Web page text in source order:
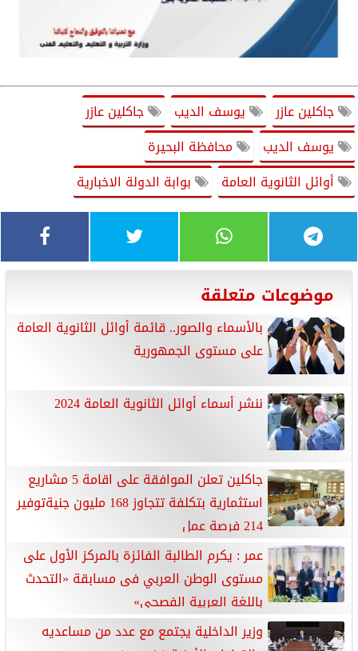
جاكلين عازر يوسف الديب
جاكلين عازر
يوسف الديب
محافظة البحيرة
أوائل الثانوية العامة
بوابة الدولة الاخبارية
موضوعات متعلقة
بالأسماء والصور.. قائمة أوائل الثانوية العامة
على مستوى الجمهورية
ننشر أسماء أوائل الثانوية العامة 2024
جاكلين تعلن الموافقة على اقامة 5 مشاريع
استثمارية بتكلفة تتجاوز 168 مليون جنيةتوفير
214 فرصة عمل
عمر : يكرم الطالبة الفائزة بالمركز الأول على
مستوى الوطن العربي فى مسابقة «التحدث
باللغة العربية الفصحى»
وزير الداخلية يجتمع مع عدد من مساعديه